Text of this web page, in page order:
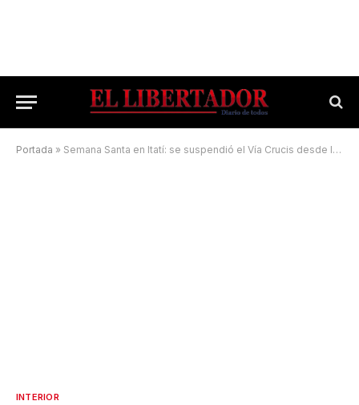
Portada » Semana Santa en Itatí: se suspendió el Vía Crucis desde la Ruta 12
INTERIOR